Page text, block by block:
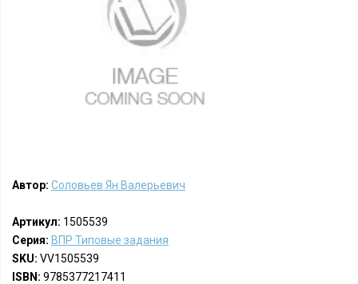
Автор: Соловьев Ян Валерьевич
Артикул: 1505539
Серия: ВПР Типовые задания
SKU: VV1505539
ISBN: 9785377217411